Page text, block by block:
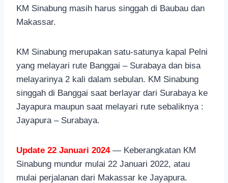
KM Sinabung masih harus singgah di Baubau dan
Makassar.
KM Sinabung merupakan satu-satunya kapal Pelni
yang melayari rute Banggai – Surabaya dan bisa
melayarinya 2 kali dalam sebulan. KM Sinabung
singgah di Banggai saat berlayar dari Surabaya ke
Jayapura maupun saat melayari rute sebaliknya :
Jayapura – Surabaya.
Update 22 Januari 2024— Keberangkatan KM
Sinabung mundur mulai 22 Januari 2022, atau
mulai perjalanan dari Makassar ke Jayapura.